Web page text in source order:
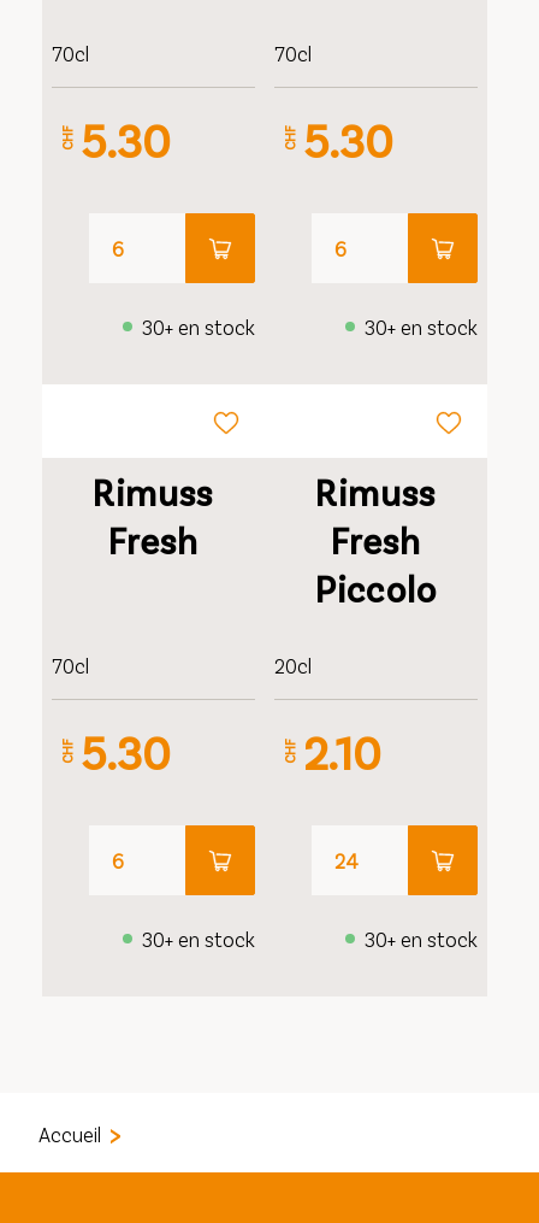
70cl
30+ en stock
CHF 5.30
70cl
30+ en stock
CHF 5.30
Rimuss
Fresh
70cl
30+ en stock
CHF 5.30
Rimuss
Fresh
Piccolo
20cl
30+ en stock
CHF 2.10
Accueil